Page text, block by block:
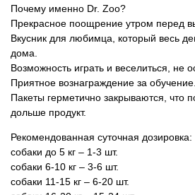
Почему именно Dr. Zoo?
Прекрасное поощрение утром перед
Вкусник для любимца, который весь
дома.
Возможность играть и веселиться, не
Приятное вознаграждение за обучение.
Пакеты герметично закрываются, что
дольше продукт.
Рекомендованная суточная дозировка:
собаки до 5 кг – 1-3 шт.
собаки 6-10 кг – 3-6 шт.
собаки 11-15 кг – 6-20 шт.